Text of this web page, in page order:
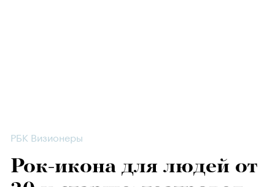
РБК Визионеры
Рок-икона для людей от